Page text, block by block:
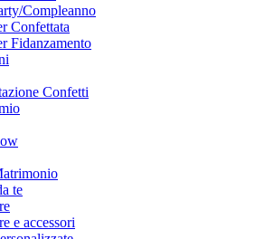
Compleanno
Confettata
Fidanzamento
Confetti
te
e accessori